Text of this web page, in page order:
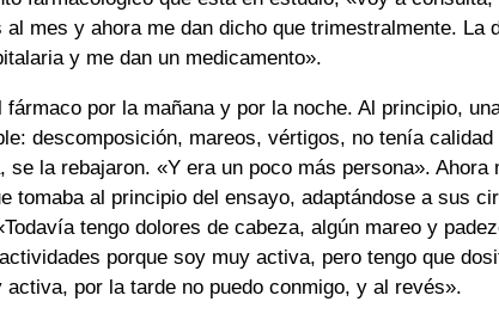
al mes y ahora me dan dicho que trimestralmente. La
y me dan un medicamento».
fármaco por la mañana y por la noche. Al principio,
descomposición, mareos, vértigos, no tenía calidad
se la rebajaron. «Y era un poco más persona». Ahora
tomaba al principio del ensayo, adaptándose a sus
tengo dolores de cabeza, algún mareo y
porque soy muy activa, pero tengo que
activa, por la tarde no puedo conmigo, y al revés».